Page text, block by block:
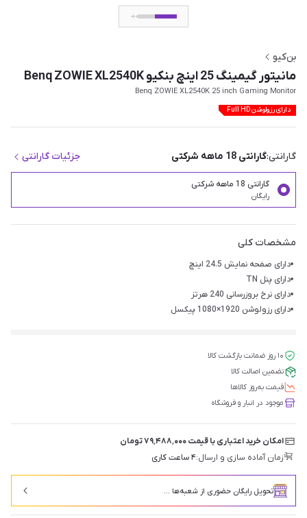
بن‌کیو
مانیتور گیمینگ 25 اینچ بنکیو Benq ZOWIE XL2540K
Benq ZOWIE XL2540K 25 inch Gaming Monitor
دارای رزولوشن Full HD
گارانتی:گارانتی 18 ماهه شرکتی جزئیات گارانتی
گارانتی 18 ماهه شرکتی
رایگان
مشخصات کلی
دارای صفحه نمایش 24.5 اینچ
دارای پنل TN
دارای نرخ بروزرسانی 240 هرتز
دارای رزولوشن 1920×1080 پیکسل
۱۰ روز ضمانت بازگشت کالا
تضمین اصالت کالا
قیمت‌ به‌روز کالاها
موجود در انبار و فروشگاه
امکان خرید اعتباری با قیمت ۷۹٬۴۸۸٬۰۰۰ تومان
زمان آماده سازی و ارسال:۴ ساعت کاری
تحویل رایگان حضوری از شعبه‌ها ...